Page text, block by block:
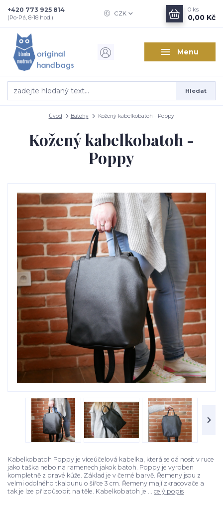
Menu
CZK
Hledat
+420 773 925 814
(Po-Pá, 8-18 hod.)
0 ks
0,00 Kč
Úvod Batohy Kožený kabelkobatoh - Poppy
Kožený kabelkobatoh -
Poppy
Kabelkobatoh Poppy je víceúčelová kabelka, která se dá nosit v ruce
jako taška nebo na ramenech jakok batoh. Poppy je vyroben
kompletně z pravé kůže. Základ je v černé barvě. Řemeny jsou z
velmi odolného tkalounu o šířce 3 cm. Řemeny mají zkracovače a
tak je lze přizpůsobit na těle. Kabelkobatoh je ... celý popis